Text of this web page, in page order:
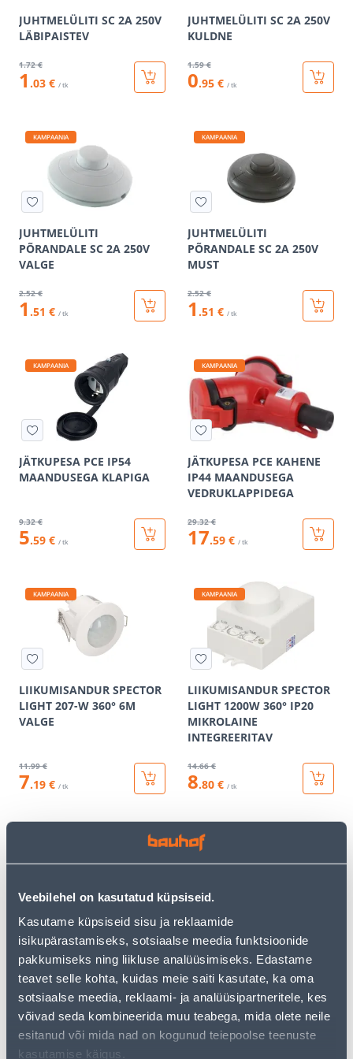
Veebilehel on kasutatud küpsiseid.
Kasutame küpsiseid sisu ja reklaamide
isikupärastamiseks, sotsiaalse meedia funktsioonide
pakkumiseks ning liikluse analüüsimiseks. Edastame
teavet selle kohta, kuidas meie saiti kasutate, ka oma
sotsiaalse meedia, reklaami- ja analüüsipartneritele, kes
võivad seda kombineerida muu teabega, mida olete neile
esitanud või mida nad on kogunud teiepoolse teenuste
kasutamise käigus.
JUHTMELÜLITI SC 2A 250V
LÄBIPAISTEV
1.72 €
1 .03 € / tk
JUHTMELÜLITI SC 2A 250V
KULDNE
1.59 €
0.95 € / tk
KAMPAANIA
JUHTMELÜLITI
PÕRANDALE SC 2A 250V
VALGE
2.52 €
1 .51 € / tk
KAMPAANIA
JUHTMELÜLITI
PÕRANDALE SC 2A 250V
MUST
2.52 €
1 .51 € / tk
KAMPAANIA
JÄTKUPESA PCE IP54
MAANDUSEGA KLAPIGA
9.32 €
5.59 € / tk
KAMPAANIA
JÄTKUPESA PCE KAHENE
IP44 MAANDUSEGA
VEDRUKLAPPIDEGA
29.32 €
17.59 € / tk
KAMPAANIA
LIIKUMISANDUR SPECTOR
LIGHT 207-W 360° 6M
VALGE
11.99 €
7.19 € / tk
KAMPAANIA
LIIKUMISANDUR SPECTOR
LIGHT 1200W 360° IP20
MIKROLAINE
INTEGREERITAV
14.66 €
8.80 € / tk
LIIKUMISANDUR SPECTOR
LIGHT 241-W 360° 8M
VALGE
11.46 €
6.88 € / tk
KAMPAANIA
LIIKUMISANDUR SPECTOR
LIGHT JQ30-W 180° 12M
VALGE
9 .32 €
5.59 € / tk